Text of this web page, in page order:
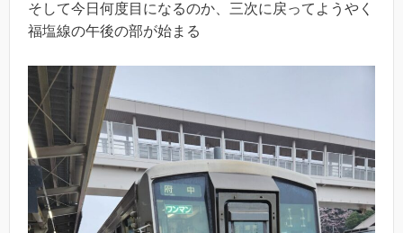
そして今日何度目になるのか、三次に戻ってようやく
福塩線の午後の部が始まる